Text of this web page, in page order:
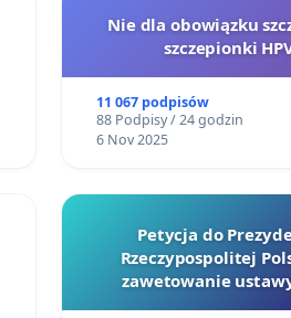
Nie dla obowiązku
szczepionki
11 067 podpisów
88 Podpisy / 24 godzin
6 Nov 2025
Petycja do
Rzeczypospolitej
zawetowanie